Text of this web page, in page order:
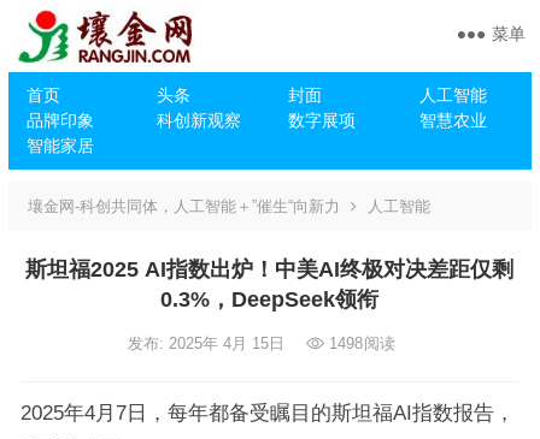
首页 头条 封面
人工智能
品牌印象
科创新观察 数字展项
智慧农业
智能家居
菜单
壤金网-科创共同体，人工智能＋”催生“向新力 人工智能
斯坦福2025 AI指数出炉！中美AI终极对决差距仅剩
0.3%，DeepSeek领衔
发布: 2025年 4月 15日 1498阅读
2025年4月7日，每年都备受瞩目的斯坦福AI指数报告，